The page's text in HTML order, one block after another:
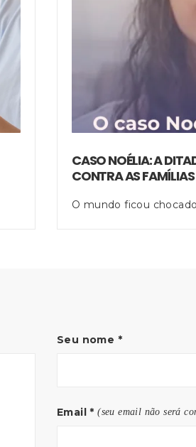
CASO NOÉLIA: A
CONTRA AS
O mundo ficou
Seu nome *
Email * (seu email não será